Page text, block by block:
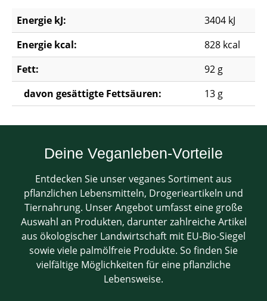
Energie kJ:
3404 kJ
Energie kcal:
828 kcal
Fett:
92 g
davon gesättigte Fettsäuren:
13 g
Deine Veganleben-Vorteile
Entdecken Sie unser veganes Sortiment aus
pflanzlichen Lebensmitteln, Drogerieartikeln und
Tiernahrung. Unser Angebot umfasst eine große
Auswahl an Produkten, darunter zahlreiche Artikel
aus ökologischer Landwirtschaft mit EU-Bio-Siegel
sowie viele palmölfreie Produkte. So finden Sie
vielfältige Möglichkeiten für eine pflanzliche
Lebensweise.